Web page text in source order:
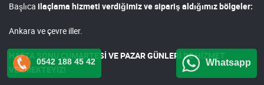
Başlıca ilaçlama hizmeti verdiğimiz ve sipariş aldığımız bölgeler:
Ankara ve çevre iller.
HAFTA SONU CUMARTESİ VE PAZAR GÜNLERİ DE HİZMET
VERMEKTEYİZ!
0542 188 45 42 Whatsapp